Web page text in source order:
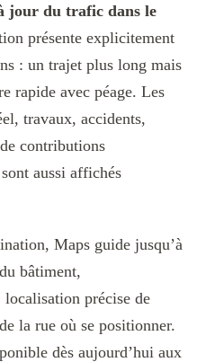
jour du trafic dans le
présente explicitement
: un trajet plus long mais
rapide avec péage. Les
travaux, accidents,
contributions
aussi affichés
Maps guide jusqu’à
bâtiment,
précise de
la rue où se positionner.
dès aujourd’hui aux